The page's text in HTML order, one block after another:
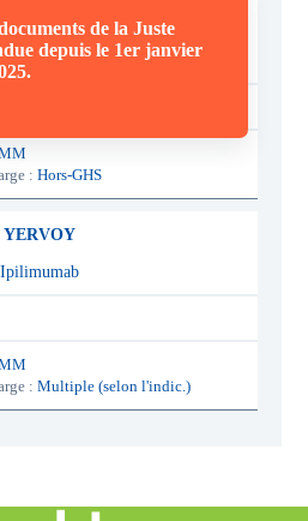
de la Juste
depuis le 1er janvier
SAVENE
chlorhydrate
:Hors-GHS
YERVOY
Ipilimumab
:Multiple (selon l'indic.)